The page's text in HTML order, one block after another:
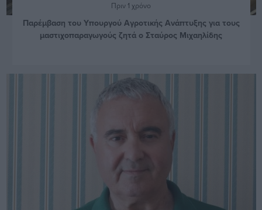
Πριν 1 χρόνο
Παρέμβαση του Υπουργού Αγροτικής Ανάπτυξης για τους
μαστιχοπαραγωγούς ζητά ο Σταύρος Μιχαηλίδης